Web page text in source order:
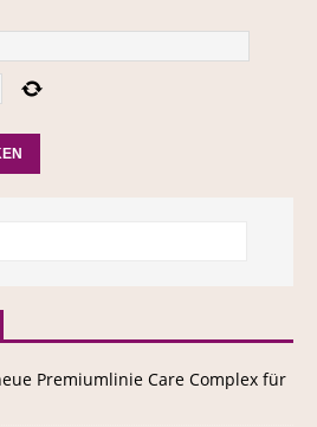
Premiumlinie Care Complex für